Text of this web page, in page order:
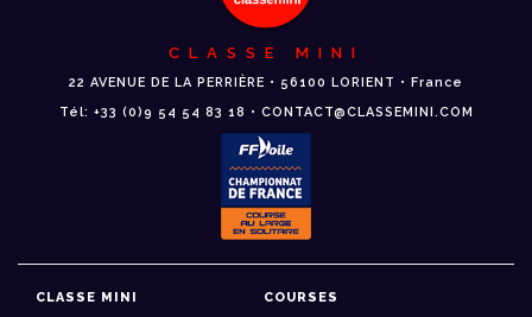
CLASSE MINI
22 AVENUE DE LA PERRIÈRE • 56100 LORIENT • France
Tél: +33 (0)9 54 54 83 18 • CONTACT@CLASSEMINI.COM
CLASSE MINI
COURSES